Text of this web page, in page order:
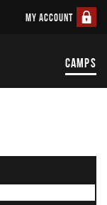
MY ACCOUNT
CAMPS